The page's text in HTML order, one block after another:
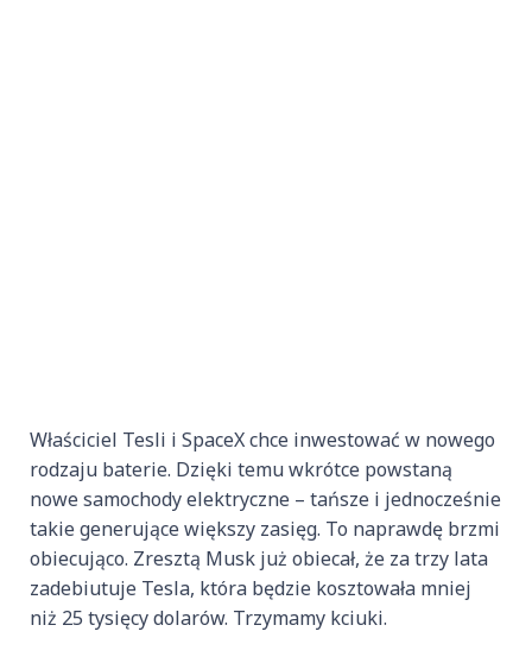
Właściciel Tesli i SpaceX chce inwestować w nowego
rodzaju baterie. Dzięki temu wkrótce powstaną
nowe samochody elektryczne – tańsze i jednocześnie
takie generujące większy zasięg. To naprawdę brzmi
obiecująco. Zresztą Musk już obiecał, że za trzy lata
zadebiutuje Tesla, która będzie kosztowała mniej
niż 25 tysięcy dolarów. Trzymamy kciuki.